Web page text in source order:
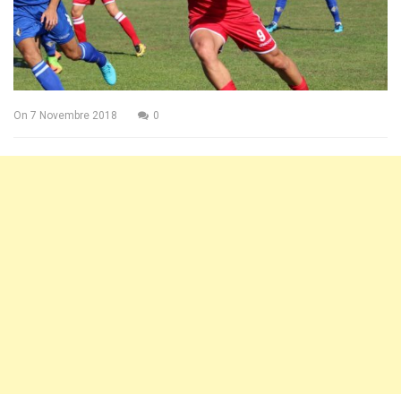
On 7 Novembre 2018 0